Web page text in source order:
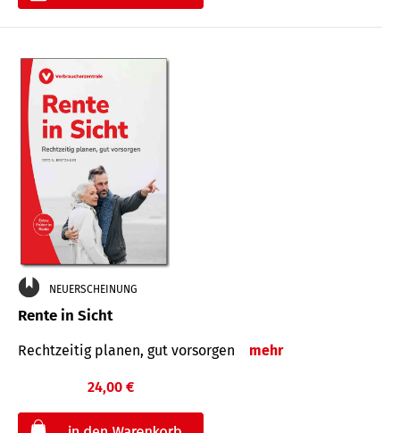
NEUERSCHEINUNG
Rente in Sicht
Rechtzeitig planen, gut vorsorgen mehr
24,00 €